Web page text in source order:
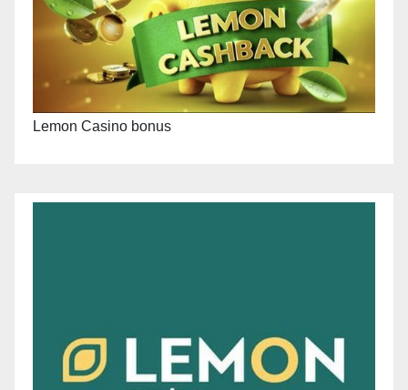
Lemon Casino bonus